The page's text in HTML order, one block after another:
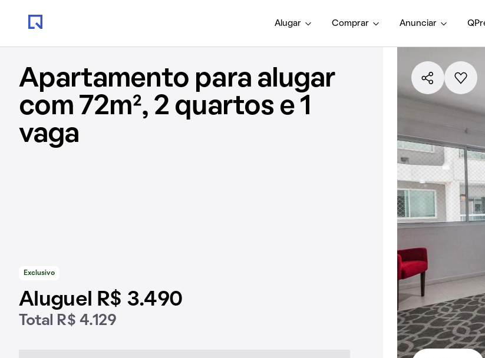
Alugar Comprar Anunciar
Apartamento para alugar
com 72m², 2 quartos e 1
vaga
Exclusivo
Aluguel R$ 3.490
Total R$ 4.129